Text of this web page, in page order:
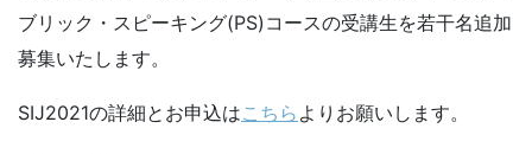
ブリック・スピーキング(PS)コースの受講生を若干名追加
募集いたします。
SIJ2021の詳細とお申込はこちら よりお願いします。